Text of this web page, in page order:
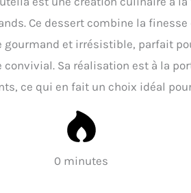
Ce dessert combine la
gourmand et irrésistible, parfait
Sa réalisation est à la
ce qui en fait un choix idéal
0 minutes